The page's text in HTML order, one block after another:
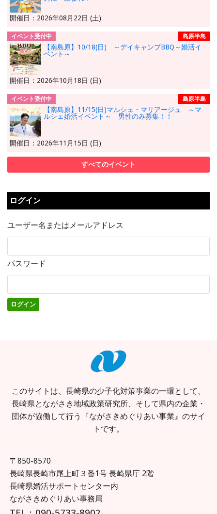
開催日：2026年08月22日 (土)
イベント受付中 島原半島
【南島原】10/18(日) ～デイキャンプBBQ～婚活イ
ベント～
開催日：2026年10月18日 (日)
イベント受付中 島原半島
【南島原】11/15(日)マルシェ・マリアージュ ～マ
ルシェ婚活イベント～ 男性のみ募集！！
開催日：2026年11月15日 (日)
すべてのイベント
ログイン
ユーザー名またはメールアドレス
パスワード
このサイトは、長崎県の少子化対策事業の一環として、
長崎県とながさき地域政策研究所、そして県内の企業・
団体が協働して行う『ながさきめぐりあい事業』のサイ
トです。
〒850-8570
長崎県長崎市尾上町３番1号 長崎県庁 2階
長崎県婚活サポートセンター内
ながさきめぐりあい事務局